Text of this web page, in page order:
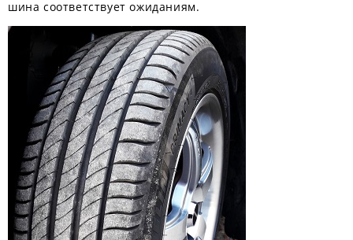
шина соответствует ожиданиям.